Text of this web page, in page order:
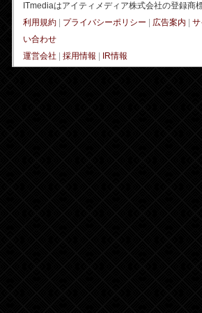
ITmediaはアイティメディア株式会社の登録商標
利用規約
プライバシーポリシー 広告案内
い合わせ
運営会社
採用情報 IR情報